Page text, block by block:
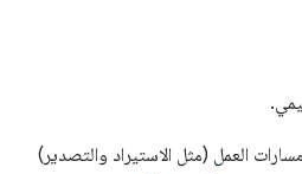
العمل (مثل الاستيراد والتصدير)